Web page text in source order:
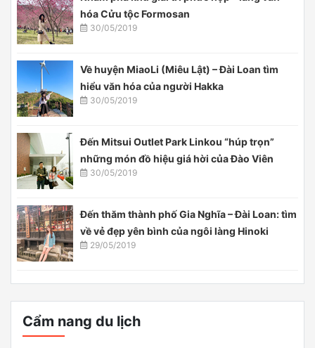
Cẩm nang du lịch
hóa Cửu tộc Formosan
30/05/2019
Về huyện MiaoLi (Miêu Lật) – Đài Loan tìm
hiểu văn hóa của người Hakka
30/05/2019
Đến Mitsui Outlet Park Linkou “húp trọn”
những món đồ hiệu giá hời của Đào Viên
30/05/2019
Đến thăm thành phố Gia Nghĩa – Đài Loan: tìm
về vẻ đẹp yên bình của ngôi làng Hinoki
29/05/2019